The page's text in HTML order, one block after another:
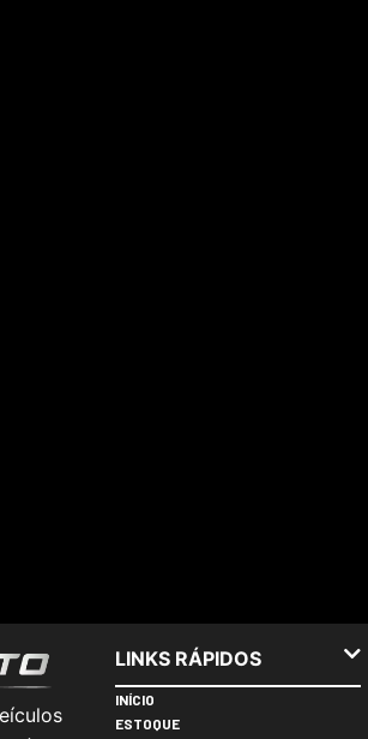
LINKS RÁPIDOS
INÍCIO
ESTOQUE